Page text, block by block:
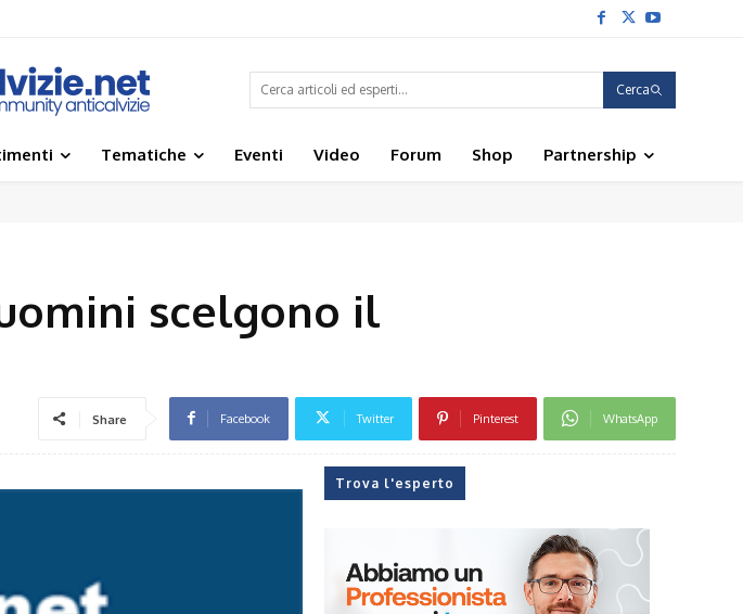
Cerca
Tematiche Eventi Video Forum Shop Partnership
scelgono il
Share Facebook Twitter Pinterest WhatsApp
Trova l'esperto